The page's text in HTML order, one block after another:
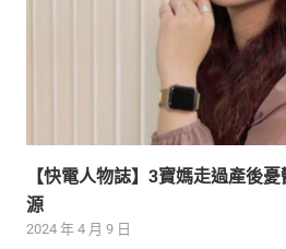
【快電人物誌】3寶媽走過產後
源
2024 年 4 月 9 日